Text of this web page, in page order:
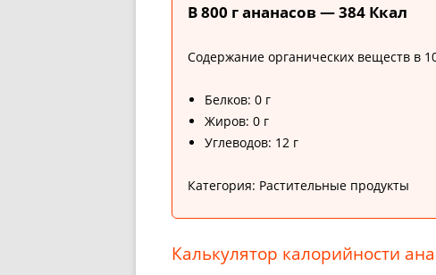
В 800 г ананасов — 384 Ккал
Содержание органических веществ в
Белков: 0 г
Жиров: 0 г
Углеводов: 12 г
Категория: Растительные продукты
Калькулятор калорийности